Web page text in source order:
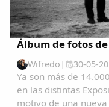
Álbum de fotos
Wifredo | 30-05-
Ya son más de
en las distintas
motivo de una